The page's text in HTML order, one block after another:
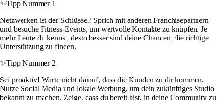
✨Tipp Nummer 1
Netzwerken ist der Schlüssel! Sprich mit anderen Franchisepartnern
und besuche Fitness-Events, um wertvolle Kontakte zu knüpfen. Je
mehr Leute du kennst, desto besser sind deine Chancen, die richtige
Unterstützung zu finden.
✨Tipp Nummer 2
Sei proaktiv! Warte nicht darauf, dass die Kunden zu dir kommen.
Nutze Social Media und lokale Werbung, um dein zukünftiges Studio
bekannt zu machen. Zeige, dass du bereit bist, in deine Community zu